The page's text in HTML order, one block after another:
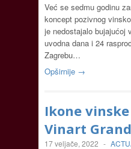
Već se sedmu godinu
koncept pozivnog
je nedostajalo bujajućoj
uvodna dana i 24
Zagrebu…
Opširnije →
Ikone
Vinart
17 veljače, 2022 -